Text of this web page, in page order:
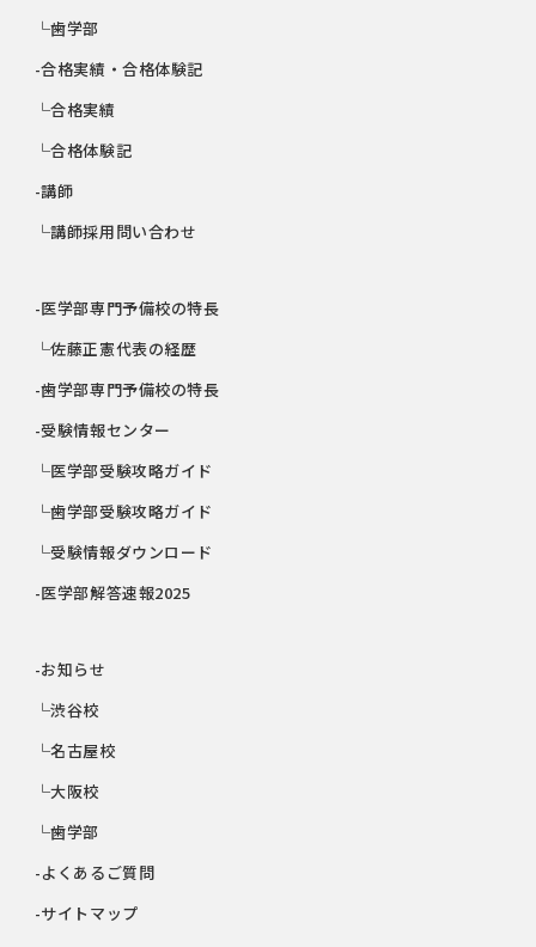
└歯学部
-合格実績・合格体験記
└合格実績
└合格体験記
-講師
└講師採用問い合わせ
-医学部専門予備校の特長
└佐藤正憲代表の経歴
-歯学部専門予備校の特長
-受験情報センター
└医学部受験攻略ガイド
└歯学部受験攻略ガイド
└受験情報ダウンロード
-医学部解答速報2025
-お知らせ
└渋谷校
└名古屋校
└大阪校
└歯学部
-よくあるご質問
-サイトマップ